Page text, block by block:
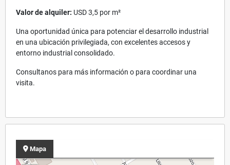
Valor de alquiler: USD 3,5 por m²
Una oportunidad única para potenciar el desarrollo industrial
en una ubicación privilegiada, con excelentes accesos y
entorno industrial consolidado.
Consultanos para más información o para coordinar una
visita.
Mapa